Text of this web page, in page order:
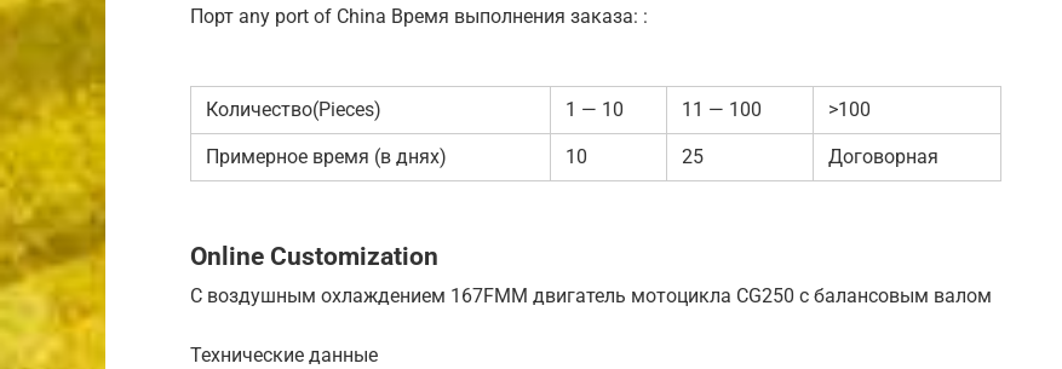
Порт any port of China Время выполнения заказа: :
Количество(Pieces) 1 — 10 11 — 100 >100
Примерное время (в днях) 10 25 Договорная
Online Customization
С воздушным охлаждением 167FMM двигатель мотоцикла CG250 с балансовым валом
Технические данные